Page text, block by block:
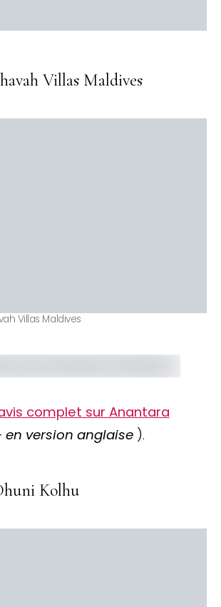
Villas Maldives
Villas Maldives
complet sur Anantara
en version anglaise).
Kolhu